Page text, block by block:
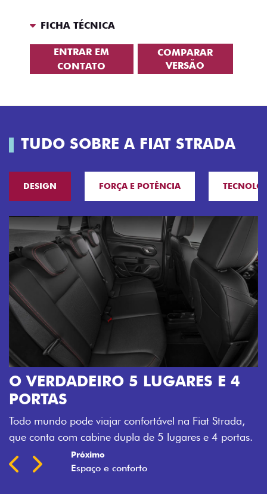
FICHA TÉCNICA
ENTRAR EM
CONTATO
COMPARAR
VERSÃO
TUDO SOBRE A FIAT STRADA
DESIGN FORÇA E POTÊNCIA
O VERDADEIRO 5 LUGARES E 4
PORTAS
Todo mundo pode viajar confortável na Fiat Strada,
que conta com cabine dupla de 5 lugares e 4 portas.
Previous
Next
Próximo
Espaço e conforto